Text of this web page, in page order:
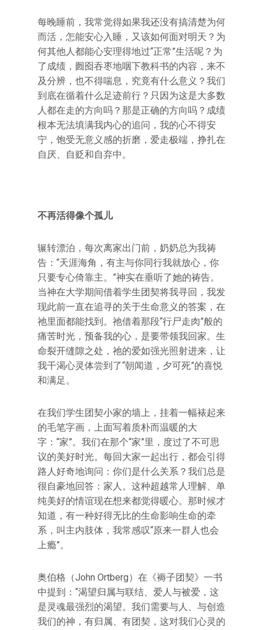
每晚睡前，我常觉得如果我还没有搞清楚为何
而活，怎能安心入睡，又该如何面对明天？为
何其他人都能心安理得地过“正常”生活呢？为
了成绩，囫囵吞枣地咽下教科书的内容，来不
及分辨，也不得喘息，究竟有什么意义？我们
到底在循着什么足迹前行？只因为这是大多数
人都在走的方向吗？那是正确的方向吗？成绩
根本无法填满我内心的追问，我的心不得安
宁，饱受无意义感的折磨，爱走极端，挣扎在
自厌、自贬和自弃中。
不再活得像个孤儿
辗转漂泊，每次离家出门前，奶奶总为我祷
告：“天涯海角，有主与你同行我就放心，你
只要专心倚靠主。”神实在垂听了她的祷告。
当神在大学期间借着学生团契将我寻回，我发
现此前一直在追寻的关于生命意义的答案，在
祂里面都能找到。祂借着那段“行尸走肉”般的
痛苦时光，预备我的心，是要带领我回家。生
命裂开缝隙之处，祂的爱如强光照射进来，让
我干渴心灵体尝到了“朝闻道，夕可死”的喜悦
和满足。
在我们学生团契小家的墙上，挂着一幅裱起来
的毛笔字画，上面写着质朴而温暖的大
字：“家”。我们在那个“家”里，度过了不可思
议的美好时光。每回大家一起出行，都会引得
路人好奇地询问：你们是什么关系？我们总是
很自豪地回答：家人。这种超越常人理解、单
纯美好的情谊现在想来都觉得暖心。那时候才
知道，有一种好得无比的生命影响生命的牵
系，叫主内肢体，我常感叹“原来一群人也会
上瘾”。
奥伯格（John Ortberg）在《褥子团契》一书
中提到：“渴望归属与联结、爱人与被爱，这
是灵魂最强烈的渴望。我们需要与人、与创造
我们的神，有归属、有团契，这对我们心灵的